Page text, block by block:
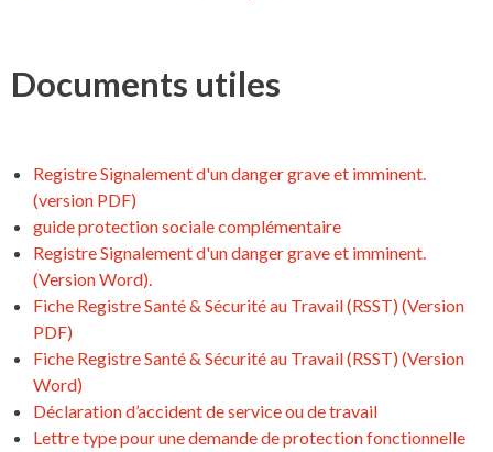
Documents utiles
Registre Signalement d'un danger grave et imminent.
(version PDF)
guide protection sociale complémentaire
Registre Signalement d'un danger grave et imminent.
(Version Word).
Fiche Registre Santé & Sécurité au Travail (RSST) (Version
PDF)
Fiche Registre Santé & Sécurité au Travail (RSST) (Version
Word)
Déclaration d’accident de service ou de travail
Lettre type pour une demande de protection fonctionnelle